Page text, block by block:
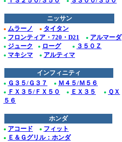
ニッサン
● ムラーノ ● タイタン
● フロンティア・720・D21 ● アルマーダ
● ジューク ● ローグ ● ３５０Ｚ
● マキシマ ● アルティマ
インフィニティ
● Ｇ３５/Ｇ３７ ● Ｍ４５/Ｍ５６
● ＦＸ３５/ＦＸ５０ ● ＥＸ３５ ● ＱＸ
５６
ホンダ
● アコード ● フィット
● Ｅ＆Ｇグリル：ホンダ